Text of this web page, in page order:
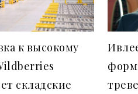
к высокому
складские